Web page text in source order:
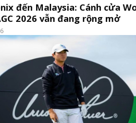
đến Malaysia: Cánh cửa
2026 vẫn đang rộng mở